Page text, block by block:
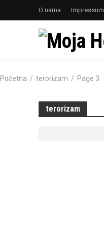
O nama Impressum
Početna / terorizam / Page 3
terorizam